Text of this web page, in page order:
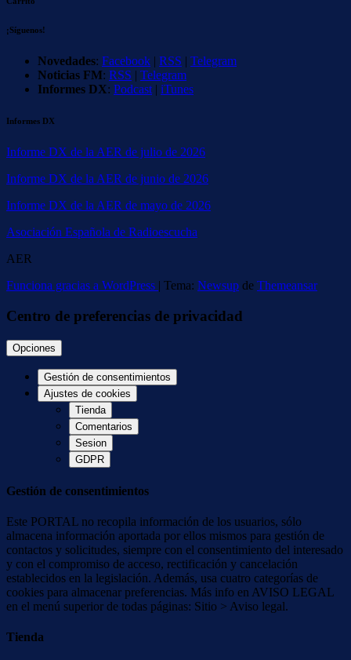
¡Síguenos!
Novedades: Facebook | RSS | Telegram
Noticias FM: RSS | Telegram
Informes DX: Podcast | iTunes
Informes DX
Informe DX de la AER de julio de 2026
Informe DX de la AER de junio de 2026
Informe DX de la AER de mayo de 2026
Asociación Española de Radioescucha
AER
Funciona gracias a WordPress | Tema: Newsup de Themeansar
Centro de preferencias de privacidad
Opciones
Gestión de consentimientos
Ajustes de cookies
Tienda
Comentarios
Sesion
GDPR
Gestión de consentimientos
Este PORTAL no recopila información de los usuarios, sólo
almacena información aportada por ellos mismos para gestión de
contactos y solicitudes, siempre con el consentimiento del interesado
y con el compromiso de acceso, rectificación y cancelación
establecidos en la legislación. Además, usa cuatro categorías de
cookies para almacenar preferencias. Más info en AVISO LEGAL
en el menú superior de todas páginas: Sitio > Aviso legal.
Tienda